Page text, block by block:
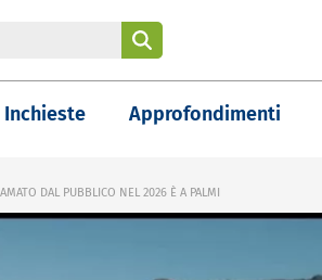
Inchieste Approfondimenti
DAL PUBBLICO NEL 2026 È A PALMI